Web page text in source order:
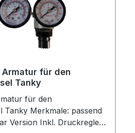
für den
Tanky
für den
Merkmale: passend
Version Inkl. Druckregler